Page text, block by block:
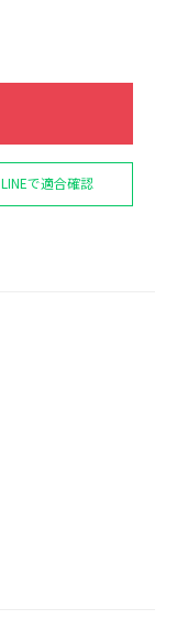
LINEで適合確認